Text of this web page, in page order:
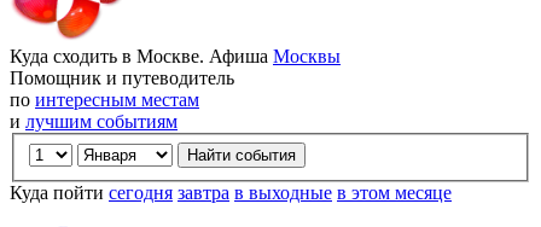
Куда сходить в Москве. Афиша Москвы
Помощник и путеводитель
по интересным местам
и лучшим событиям
Куда пойти сегодня завтра в выходные в этом месяце